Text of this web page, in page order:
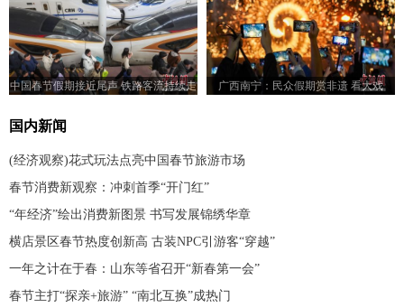
中国春节假期接近尾声 铁路客流持续走
广西南宁：民众假期赏非遗 看大戏
国内新闻
(经济观察)花式玩法点亮中国春节旅游市场
春节消费新观察：冲刺首季“开门红”
“年经济”绘出消费新图景 书写发展锦绣华章
横店景区春节热度创新高 古装NPC引游客“穿越”
一年之计在于春：山东等省召开“新春第一会”
春节主打“探亲+旅游” “南北互换”成热门